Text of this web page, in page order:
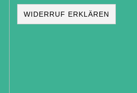
WIDERRUF ERKLÄREN